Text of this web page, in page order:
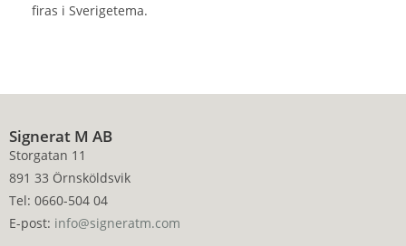
firas i Sverigetema.
Signerat M AB
Storgatan 11
891 33 Örnsköldsvik
Tel: 0660-504 04
E-post: info@signeratm.com